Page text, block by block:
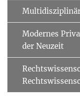
Modernes
der Neuzeit